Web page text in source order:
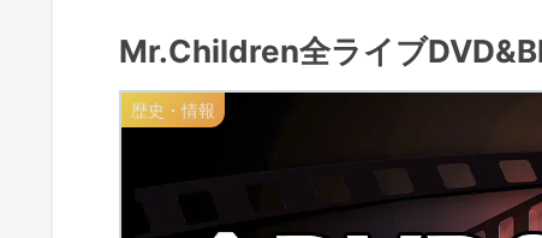
Mr.Children全ライブ
歴史・情報